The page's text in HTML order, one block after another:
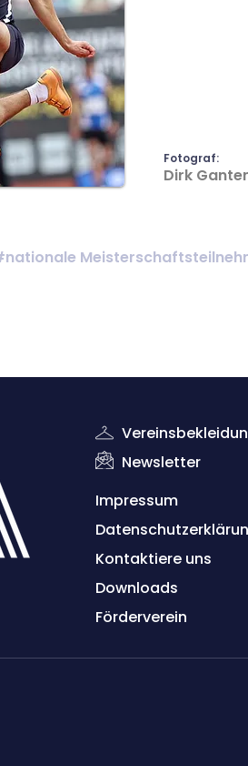
Fotograf:
Dirk
Newsletter
Impressum
Kontaktiere uns
Downloads
Förderverein